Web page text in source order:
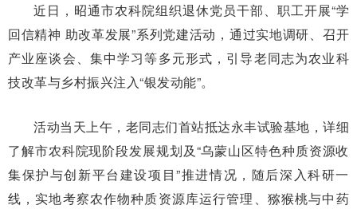
近日，昭通市农科院组织退休党员干部、职工开展“学
回信精神 助改革发展”系列党建活动，通过实地调研、召开
产业座谈会、集中学习等多元形式，引导老同志为农业科
技改革与乡村振兴注入“银发动能”。
活动当天上午，老同志们首站抵达永丰试验基地，详细
了解市农科院现阶段发展规划及“乌蒙山区特色种质资源收
集保护与创新平台建设项目”推进情况，随后深入科研一
线，实地考察农作物种质资源库运行管理、猕猴桃与中药